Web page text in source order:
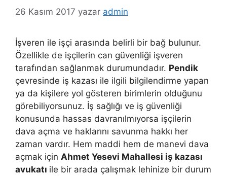
26 Kasım 2017 yazar admin
İşveren ile işçi arasında belirli bir bağ bulunur.
Özellikle de işçilerin can güvenliği işveren
tarafından sağlanmak durumundadır. Pendik
çevresinde iş kazası ile ilgili bilgilendirme yapan
ya da kişilere yol gösteren birimlerin olduğunu
görebiliyorsunuz. İş sağlığı ve iş güvenliği
konusunda hassas davranılmıyorsa işçilerin
dava açma ve haklarını savunma hakkı her
zaman vardır. Hem maddi hem de manevi dava
açmak için Ahmet Yesevi Mahallesi iş kazası
avukatı ile bir arada çalışmak lehinize bir durum